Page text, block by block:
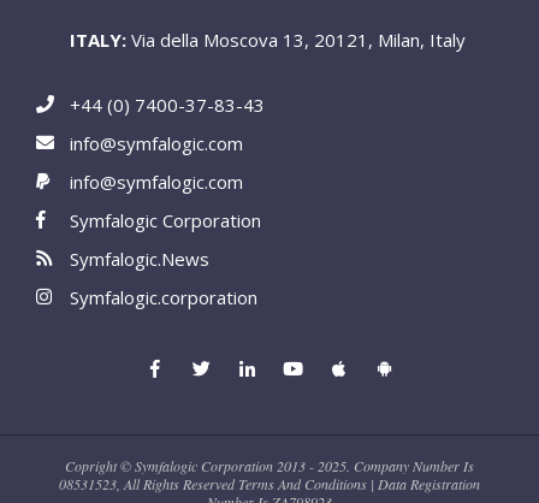
ITALY: Via della Moscova 13, 20121, Milan, Italy
+44 (0) 7400-37-83-43
info@symfalogic.com
info@symfalogic.com
Symfalogic Corporation
Symfalogic.News
Symfalogic.corporation
Copright © Symfalogic Corporation 2013 - 2025. Company Number Is
08531523, All Rights Reserved Terms And Conditions | Data Registration